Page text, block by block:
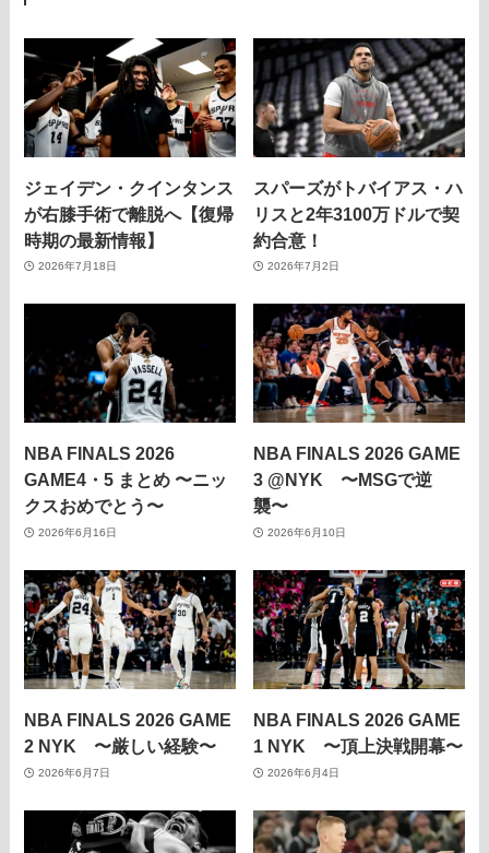
ジェイデン・クインタンス
が右膝手術で離脱へ【復帰
時期の最新情報】
2026年7月18日
スパーズがトバイアス・ハ
リスと2年3100万ドルで契
約合意！
2026年7月2日
NBA FINALS 2026
GAME4・5 まとめ 〜ニッ
クスおめでとう〜
2026年6月16日
NBA FINALS 2026 GAME
3 @NYK 〜MSGで逆
襲〜
2026年6月10日
NBA FINALS 2026 GAME
2 NYK 〜厳しい経験〜
2026年6月7日
NBA FINALS 2026 GAME
1 NYK 〜頂上決戦開幕〜
2026年6月4日